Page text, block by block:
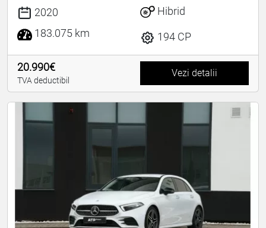
2020
183.075 km
Hibrid
194 CP
20.990€
TVA deductibil
Vezi detalii